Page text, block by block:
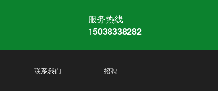
服务热线
15038338282
联系我们 招聘